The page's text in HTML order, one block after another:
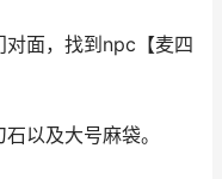
对面，找到npc【麦四
以及大号麻袋。